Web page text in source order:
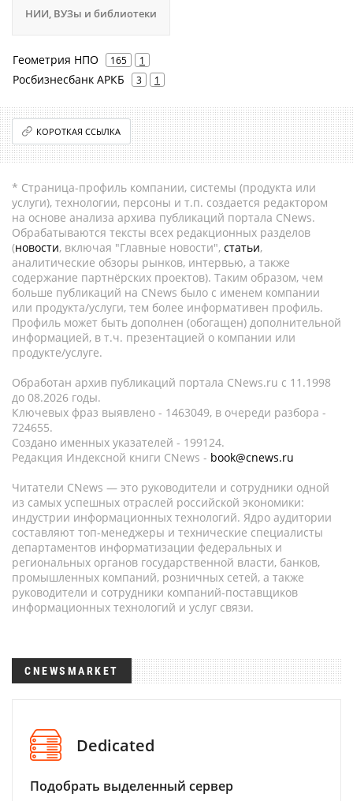
НИИ, ВУЗы и библиотеки
Геометрия НПО 165 1
Росбизнесбанк АРКБ 3 1
КОРОТКАЯ ССЫЛКА
* Страница-профиль компании, системы (продукта или
услуги), технологии, персоны и т.п. создается редактором
на основе анализа архива публикаций портала CNews.
Обрабатываются тексты всех редакционных разделов
(новости, включая "Главные новости", статьи,
аналитические обзоры рынков, интервью, а также
содержание партнёрских проектов). Таким образом, чем
больше публикаций на CNews было с именем компании
или продукта/услуги, тем более информативен профиль.
Профиль может быть дополнен (обогащен) дополнительной
информацией, в т.ч. презентацией о компании или
продукте/услуге.
Обработан архив публикаций портала CNews.ru c 11.1998
до 08.2026 годы.
Ключевых фраз выявлено - 1463049, в очереди разбора -
724655.
Создано именных указателей - 199124.
Редакция Индексной книги CNews - book@cnews.ru
Читатели CNews — это руководители и сотрудники одной
из самых успешных отраслей российской экономики:
индустрии информационных технологий. Ядро аудитории
составляют топ-менеджеры и технические специалисты
департаментов информатизации федеральных и
региональных органов государственной власти, банков,
промышленных компаний, розничных сетей, а также
руководители и сотрудники компаний-поставщиков
информационных технологий и услуг связи.
CNEWSMARKET
Dedicated
Подобрать выделенный сервер